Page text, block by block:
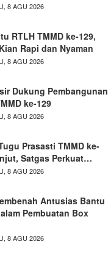
8 AGU 2026
RTLH TMMD ke-129,
Rapi dan Nyaman
8 AGU 2026
Dukung Pembangunan
ke-129
8 AGU 2026
Prasasti TMMD ke-
Satgas Perkuat…
8 AGU 2026
Antusias Bantu
Pembuatan Box
8 AGU 2026